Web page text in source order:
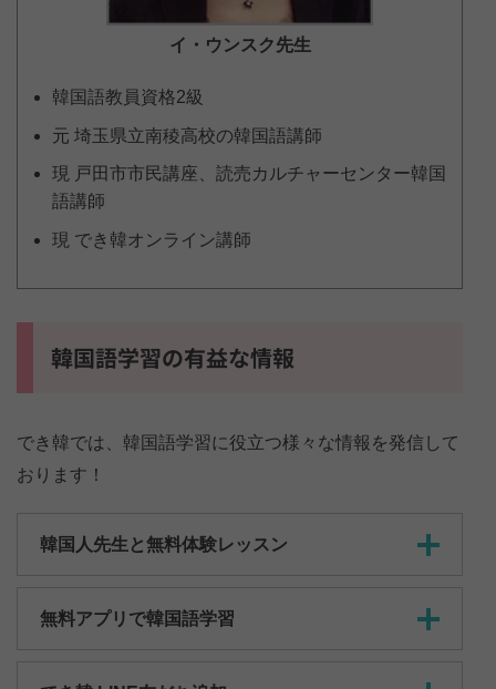
イ・ウンスク先生
韓国語教員資格2級
元 埼玉県立南稜高校の韓国語講師
現 戸田市市民講座、読売カルチャーセンター韓国
語講師
現 でき韓オンライン講師
韓国語学習の有益な情報
でき韓では、韓国語学習に役立つ様々な情報を発信して
おります！
韓国人先生と無料体験レッスン
無料アプリで韓国語学習